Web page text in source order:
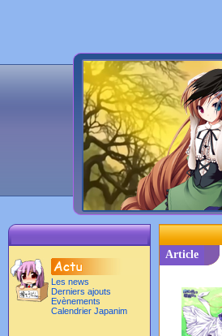
Les news
Derniers ajouts
Evènements
Calendrier Japanim
Article